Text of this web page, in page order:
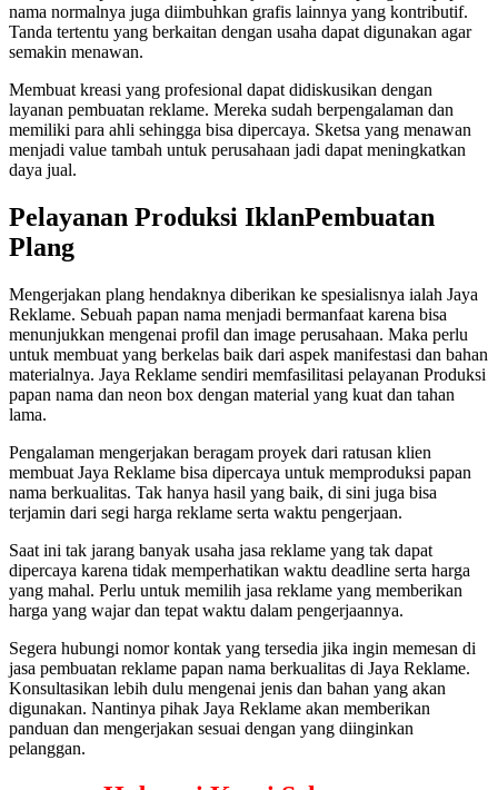
nama normalnya juga diimbuhkan grafis lainnya yang kontributif.
Tanda tertentu yang berkaitan dengan usaha dapat digunakan agar
semakin menawan.
Membuat kreasi yang profesional dapat didiskusikan dengan
layanan pembuatan reklame. Mereka sudah berpengalaman dan
memiliki para ahli sehingga bisa dipercaya. Sketsa yang menawan
menjadi value tambah untuk perusahaan jadi dapat meningkatkan
daya jual.
Pelayanan Produksi IklanPembuatan
Plang
Mengerjakan plang hendaknya diberikan ke spesialisnya ialah Jaya
Reklame. Sebuah papan nama menjadi bermanfaat karena bisa
menunjukkan mengenai profil dan image perusahaan. Maka perlu
untuk membuat yang berkelas baik dari aspek manifestasi dan bahan
materialnya. Jaya Reklame sendiri memfasilitasi pelayanan Produksi
papan nama dan neon box dengan material yang kuat dan tahan
lama.
Pengalaman mengerjakan beragam proyek dari ratusan klien
membuat Jaya Reklame bisa dipercaya untuk memproduksi papan
nama berkualitas. Tak hanya hasil yang baik, di sini juga bisa
terjamin dari segi harga reklame serta waktu pengerjaan.
Saat ini tak jarang banyak usaha jasa reklame yang tak dapat
dipercaya karena tidak memperhatikan waktu deadline serta harga
yang mahal. Perlu untuk memilih jasa reklame yang memberikan
harga yang wajar dan tepat waktu dalam pengerjaannya.
Segera hubungi nomor kontak yang tersedia jika ingin memesan di
jasa pembuatan reklame papan nama berkualitas di Jaya Reklame.
Konsultasikan lebih dulu mengenai jenis dan bahan yang akan
digunakan. Nantinya pihak Jaya Reklame akan memberikan
panduan dan mengerjakan sesuai dengan yang diinginkan
pelanggan.